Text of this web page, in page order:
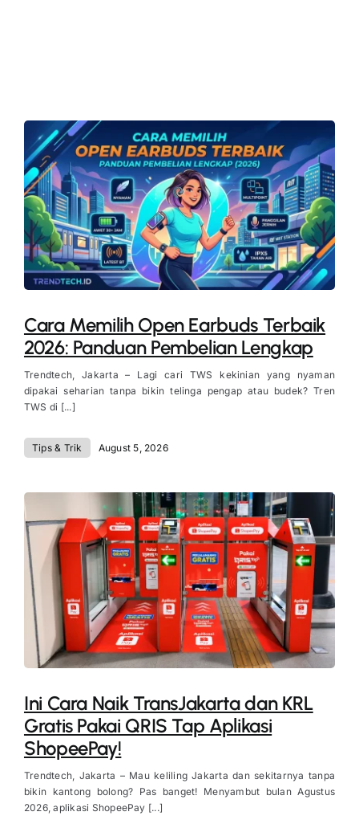
Cara Memilih Open Earbuds Terbaik
2026: Panduan Pembelian Lengkap
Trendtech, Jakarta – Lagi cari TWS kekinian yang nyaman
dipakai seharian tanpa bikin telinga pengap atau budek? Tren
TWS di [...]
Tips & Trik August 5, 2026
Ini Cara Naik TransJakarta dan KRL
Gratis Pakai QRIS Tap Aplikasi
ShopeePay!
Trendtech, Jakarta – Mau keliling Jakarta dan sekitarnya tanpa
bikin kantong bolong? Pas banget! Menyambut bulan Agustus
2026, aplikasi ShopeePay [...]